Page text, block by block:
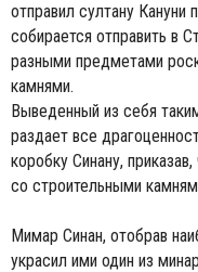
отправил султану Кануни
собирается отправить в
разными предметами
камнями.
Выведенный из себя
раздает все
коробку Синану,
со строительными
Мимар Синан, отобрав
украсил ими один из